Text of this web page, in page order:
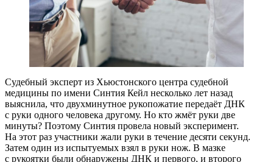
Судебный эксперт из Хьюстонского центра судебной
медицины по имени Синтия Кейл несколько лет назад
выяснила, что двухминутное рукопожатие передаёт ДНК
с руки одного человека другому. Но кто жмёт руки две
минуты? Поэтому Синтия провела новый эксперимент.
На этот раз участники жали руки в течение десяти секунд.
Затем один из испытуемых взял в руки нож. В мазке
с рукоятки были обнаружены ДНК и первого, и второго